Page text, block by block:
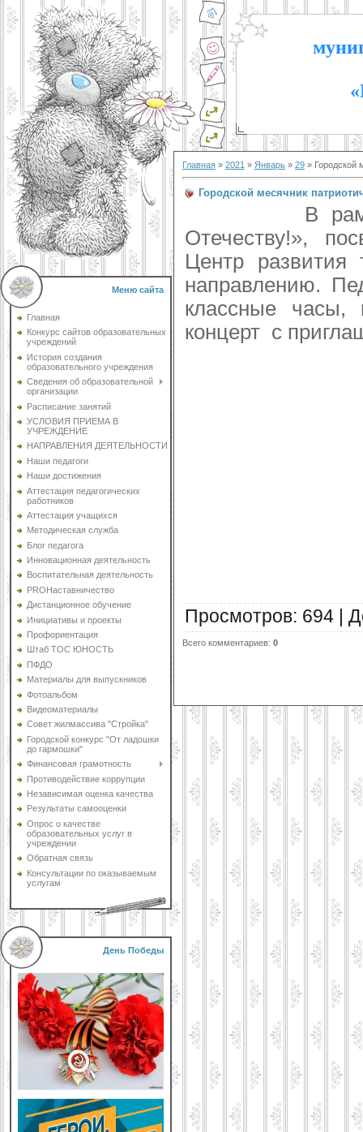
Меню сайта
Главная
Конкурс сайтов образовательных
учреждений
История создания
образовательного учреждения
Сведения об образовательной
организации
Расписание занятий
УСЛОВИЯ ПРИЕМА В
УЧРЕЖДЕНИЕ
НАПРАВЛЕНИЯ ДЕЯТЕЛЬНОСТИ
Наши педагоги
Наши достижения
Аттестация педагогических
работников
Аттестация учащихся
Методическая служба
Блог педагога
Инновационная деятельность
Воспитательная деятельность
PROНаставничество
Дистанционное обучение
Инициативы и проекты
Профориентация
Штаб ТОС ЮНОСТЬ
ПФДО
Материалы для выпускников
Фотоальбом
Видеоматериалы
Совет жилмассива "Стройка"
Городской конкурс "От ладошки
до гармошки"
Финансовая грамотность
Противодействие коррупции
Независимая оценка качества
Результаты самооценки
Опрос о качестве
образовательных услуг в
учреждении
Обратная связь
Консультации по оказываемым
услугам
День Победы
Главная » 2021 » Январь » 29 » Городской
Городской месячник
В рамках
Отечеству!»,
Центр
направлению.
классные часы,
концерт с
Просмотров: 694
Всего комментариев: 0